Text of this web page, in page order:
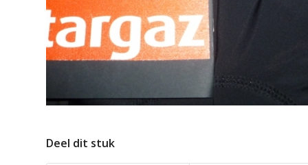
Deel dit stuk